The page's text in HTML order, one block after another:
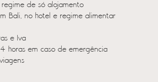
de só alojamento
Bali, no hotel e regime alimentar
e Iva
horas em caso de emergência